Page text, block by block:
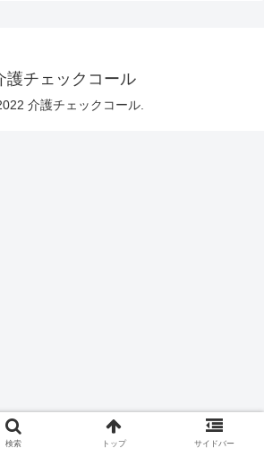
護チェックコール
介護チェックコール.
検索 トップ サイドバー